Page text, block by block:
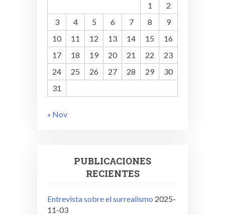
1
2
3
4 5 6 7 8
9
10
11 12 13 14 15
16
17
18 19 20 21 22
23
24
25 26 27 28 29
30
31
« Nov
PUBLICACIONES
RECIENTES
Entrevista sobre el surrealismo 2025-
11-03